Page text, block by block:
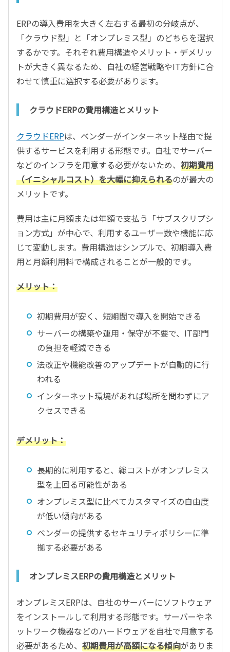
ERPの導入費用を大きく左右する最初の分岐点が、
「クラウド型」と「オンプレミス型」のどちらを選択
するかです。それぞれ費用構造やメリット・デメリッ
トが大きく異なるため、自社の経営戦略やIT方針に合
わせて慎重に選択する必要があります。
クラウドERPの費用構造とメリット
クラウドERPは、ベンダーがインターネット経由で提
供するサービスを利用する形態です。自社でサーバー
などのインフラを用意する必要がないため、 初期費用
（イニシャルコスト）を大幅に抑えられるのが最大の
メリットです。
費用は主に月額または年額で支払う「サブスクリプシ
ョン方式」が中心で、利用するユーザー数や機能に応
じて変動します。費用構造はシンプルで、初期導入費
用と月額利用料で構成されることが一般的です。
メリット：
初期費用が安く、短期間で導入を開始できる
サーバーの構築や運用・保守が不要で、IT部門
の負担を軽減できる
法改正や機能改善のアップデートが自動的に行
われる
インターネット環境があれば場所を問わずにア
クセスできる
デメリット：
長期的に利用すると、総コストがオンプレミス
型を上回る可能性がある
オンプレミス型に比べてカスタマイズの自由度
が低い傾向がある
ベンダーの提供するセキュリティポリシーに準
拠する必要がある
オンプレミスERPの費用構造とメリット
オンプレミスERPは、自社のサーバーにソフトウェア
をインストールして利用する形態です。サーバーやネ
ットワーク機器などのハードウェアを自社で用意する
必要があるため、 初期費用が高額になる傾向がありま